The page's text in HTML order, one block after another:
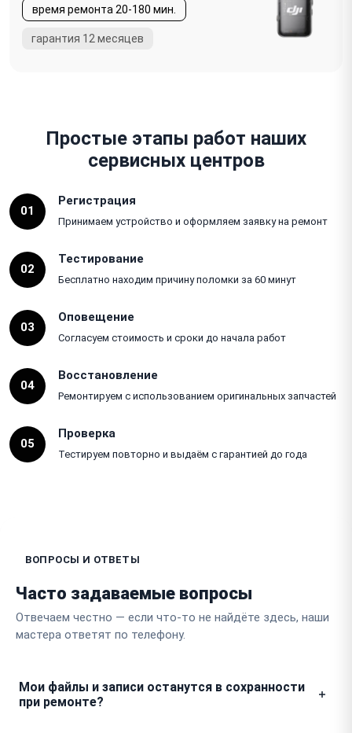
Простые этапы работ наших
сервисных центров
01
Регистрация
Принимаем устройство и оформляем заявку на ремонт
02
Тестирование
Бесплатно находим причину поломки за 60 минут
03
Оповещение
Согласуем стоимость и сроки до начала работ
04
Восстановление
Ремонтируем с использованием оригинальных запчастей
05
Проверка
Тестируем повторно и выдаём с гарантией до года
ВОПРОСЫ И ОТВЕТЫ
Часто задаваемые вопросы
Отвечаем честно — если что-то не найдёте здесь, наши
мастера ответят по телефону.
Мои файлы и записи останутся в сохранности
при ремонте?